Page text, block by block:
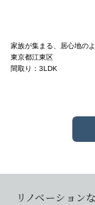
家族が集まる、居心地の
東京都江東区
間取り：3LDK
リノベーション